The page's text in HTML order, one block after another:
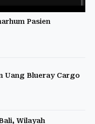
Pasien
Uang Blueray Cargo
Wilayah